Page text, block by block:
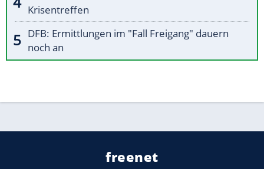
Krisentreffen
DFB: Ermittlungen im "Fall Freigang" dauern
noch an
freenet